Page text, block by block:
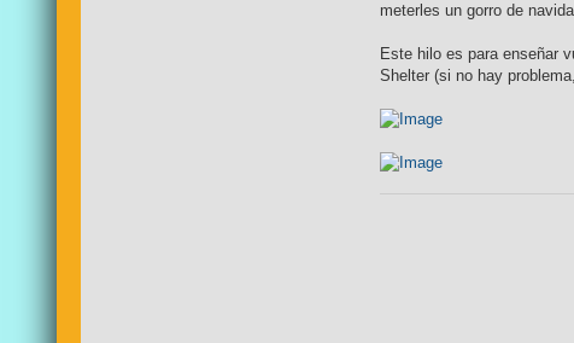
meterles un gorro de
Este hilo es para enseñar
Shelter (si no hay